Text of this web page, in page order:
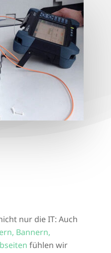
nur die IT: Auch
Bannern,
fühlen wir